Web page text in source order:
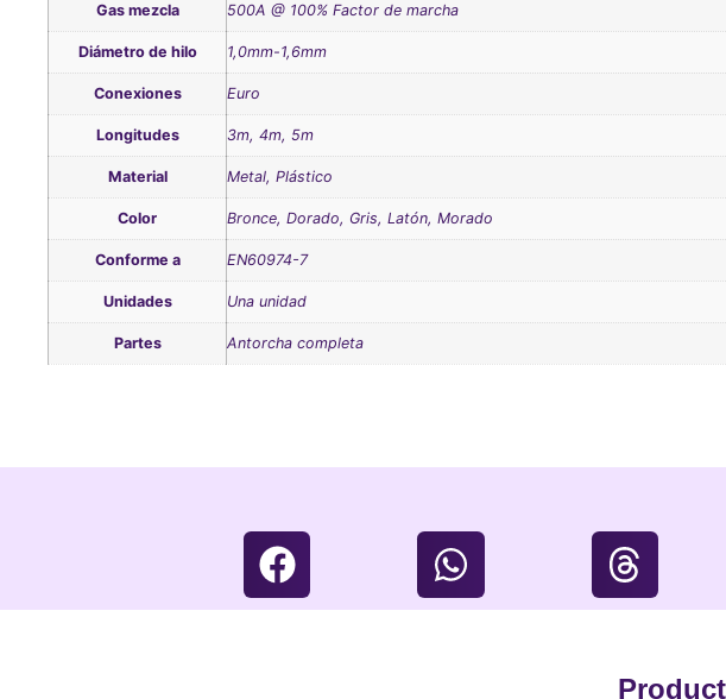
Gas mezcla 500A @ 100% Factor de marcha
Diámetro de hilo 1,0mm-1,6mm
Conexiones Euro
Longitudes 3m, 4m, 5m
Material Metal, Plástico
Color Bronce, Dorado, Gris, Latón, Morado
Conforme a EN60974-7
Unidades Una unidad
Partes Antorcha completa